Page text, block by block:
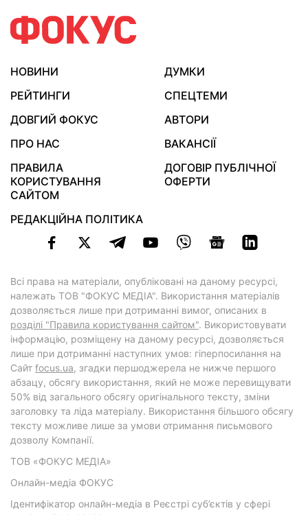
НОВИНИ
ДУМКИ
РЕЙТИНГИ
СПЕЦТЕМИ
ДОВГИЙ ФОКУС
АВТОРИ
ПРО НАС
ВАКАНСІЇ
ПРАВИЛА
КОРИСТУВАННЯ
САЙТОМ
ДОГОВІР ПУБЛІЧНОЇ
ОФЕРТИ
РЕДАКЦІЙНА ПОЛІТИКА
Всі права на матеріали, опубліковані на даному ресурсі,
належать ТОВ "ФОКУС МЕДІА". Використання матеріалів
дозволяється лише при дотриманні вимог, описаних в
розділі "Правила користування сайтом". Використовувати
інформацію, розміщену на даному ресурсі, дозволяється
лише при дотриманні наступних умов: гіперпосилання на
Cайт focus.ua, згадки першоджерела не нижче першого
абзацу, обсягу використання, який не може перевищувати
50% від загального обсягу оригінального тексту, зміни
заголовку та ліда матеріалу. Використання більшого обсягу
тексту можливе лише за умови отримання письмового
дозволу Компанії.
ТОВ «ФОКУС МЕДІА»
Онлайн-медіа ФОКУС
Ідентифікатор онлайн-медіа в Реєстрі суб’єктів у сфері